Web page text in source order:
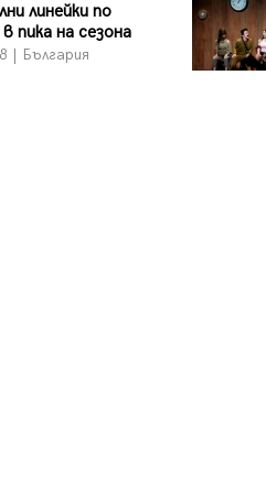
линейки по
пика на сезона
| България